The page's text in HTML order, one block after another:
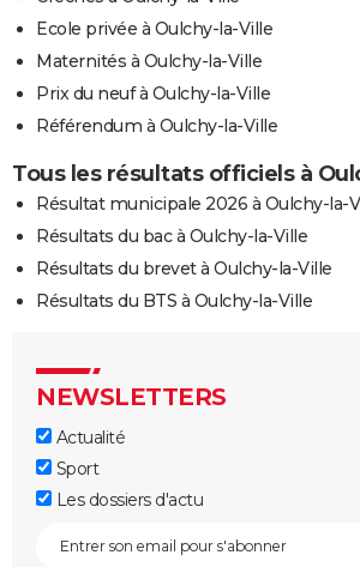
Ecole privée à Oulchy-la-Ville
Maternités à Oulchy-la-Ville
Prix du neuf à Oulchy-la-Ville
Référendum à Oulchy-la-Ville
Tous les résultats officiels à
Résultat municipale 2026 à Oulchy-la-
Résultats du bac à Oulchy-la-Ville
Résultats du brevet à Oulchy-la-Ville
Résultats du BTS à Oulchy-la-Ville
NEWSLETTERS
Actualité
Sport
Les dossiers d'actu